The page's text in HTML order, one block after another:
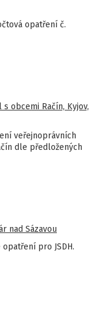
opatření č.
obcemi Račín, Kyjov,
veřejnoprávních
dle předložených
nad Sázavou
pro JSDH.